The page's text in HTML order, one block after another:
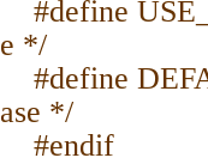
#define
e */
#define
ase */
#endif